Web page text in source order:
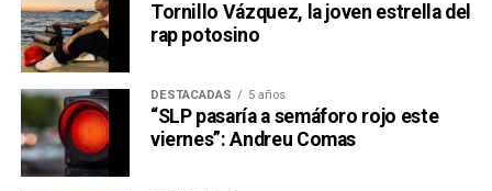
Tornillo Vázquez, la joven estrella del
rap potosino
DESTACADAS 5 años
“SLP pasaría a semáforo rojo este
viernes”: Andreu Comas